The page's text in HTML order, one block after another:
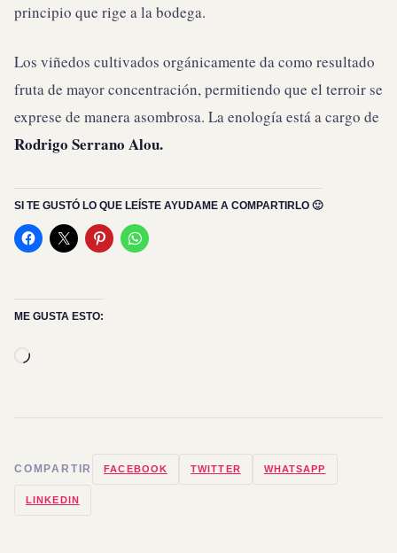
principio que rige a la bodega.
Los viñedos cultivados orgánicamente da como resultado
fruta de mayor concentración, permitiendo que el terroir se
exprese de manera asombrosa. La enología está a cargo de
Rodrigo Serrano Alou.
SI TE GUSTÓ LO QUE LEÍSTE AYUDAME A COMPARTIRLO 🙂
ME GUSTA ESTO:
Cargando...
COMPARTIR FACEBOOK TWITTER WHATSAPP
LINKEDIN